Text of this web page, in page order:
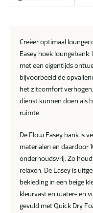
Creëer optimaal
Easey hoek
met een eigentijds
bijvoorbeeld de
het zitcomfort
dienst kunnen doen als
ruimte.
De Flow Easey bank is
materialen en daardoor
onderhoudsvrij. Zo
relaxen. De Easey is
bekleding in een beige
kleurvast en water- en
gevuld met Quick Dry